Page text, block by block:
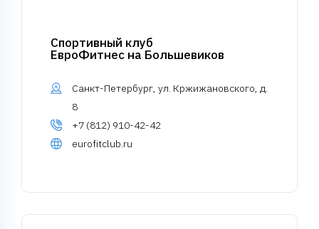
Спортивный клуб
ЕвроФитнес на Большевиков
Санкт-Петербург, ул. Кржижановского, д.
8
+7 (812) 910-42-42
eurofitclub.ru